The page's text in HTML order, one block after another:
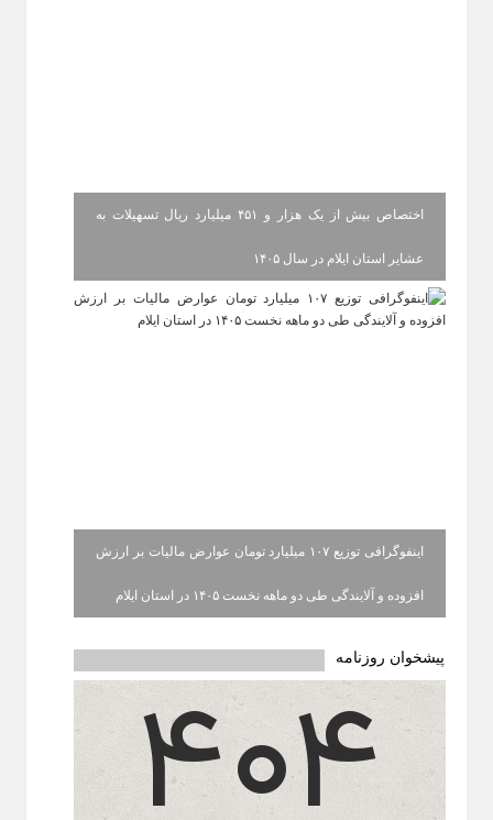
اختصاص بیش از یک هزار و ۴۵۱ میلیارد ریال تسهیلات به
عشایر استان ایلام در سال ۱۴۰۵
اینفوگرافی توزیع ۱۰۷ میلیارد تومان عوارض مالیات بر ارزش
افزوده و آلایندگی طی دو ماهه نخست ۱۴۰۵ در استان ایلام
پیشخوان روزنامه